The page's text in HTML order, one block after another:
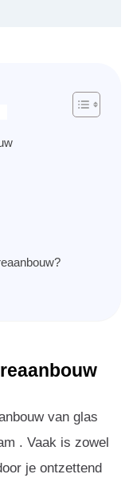
van glas
. Vaak is zowel
je ontzettend